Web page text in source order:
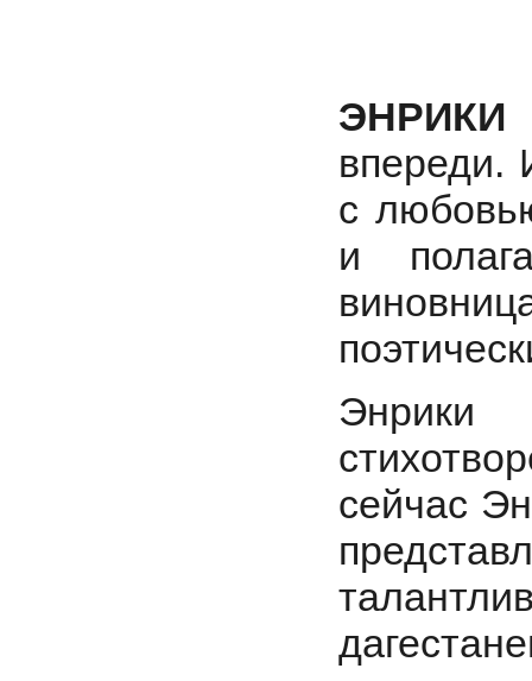
ЭНРИКИ
впереди.
с
и
Энрики
сейчас